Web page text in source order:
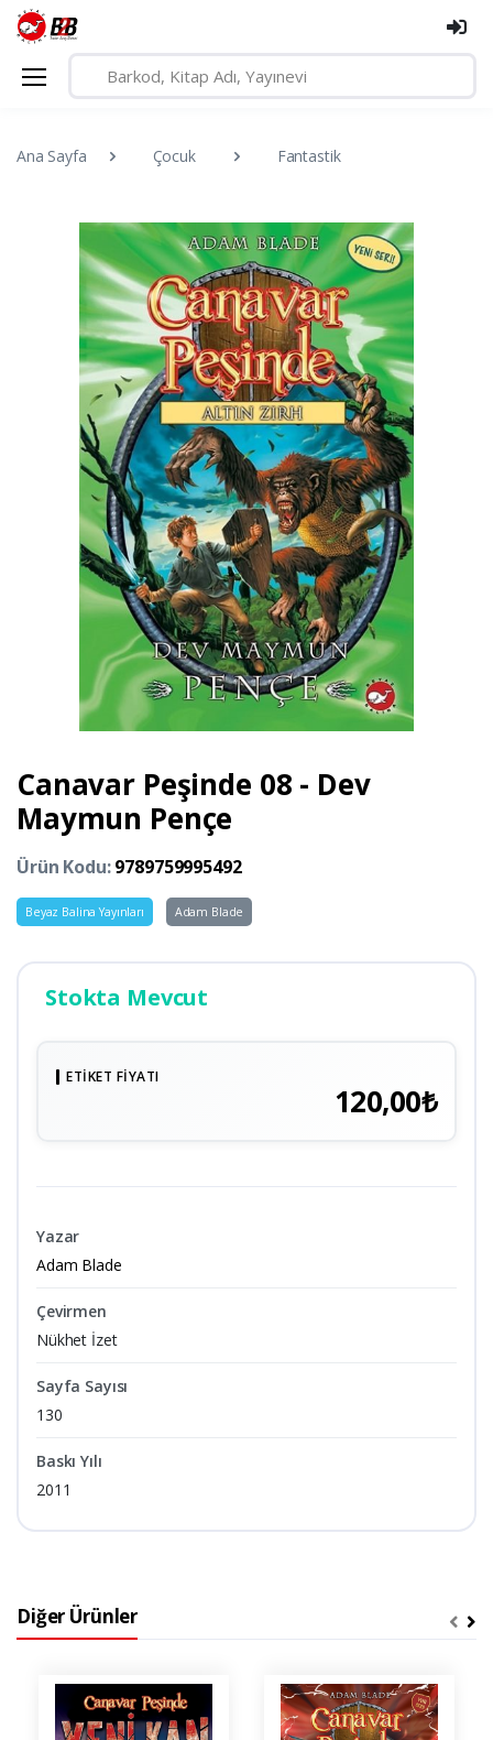
Ana Sayfa Çocuk Fantastik
Canavar Peşinde 08 - Dev
Maymun Pençe
Ürün Kodu:9789759995492
Beyaz Balina Yayınları Adam Blade
Stokta Mevcut
ETIKET FIYATI
120,00₺
Yazar
Adam Blade
Çevirmen
Nükhet İzet
Sayfa Sayısı
130
Baskı Yılı
2011
Diğer Ürünler